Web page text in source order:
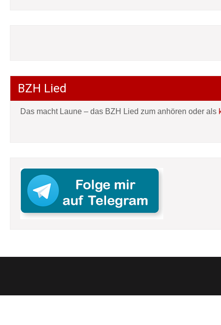
BZH Lied
Das macht Laune – das BZH Lied zum anhören oder als